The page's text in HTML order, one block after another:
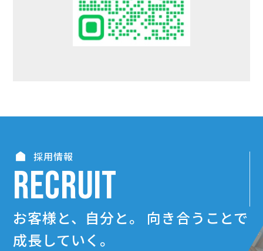
採用情報
RECRUIT
お客様と、自分と。
向き合うことで
成長していく。